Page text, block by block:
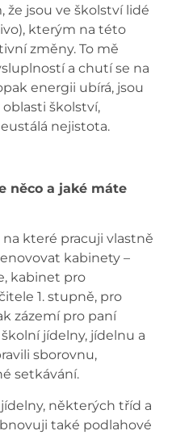
že jsou ve školství lidé
kterým na této
změny. To mě
a chutí se na
energii ubírá, jsou
školství,
nejistota.
něco a jaké máte
které pracuji vlastně
kabinety –
kabinet pro
1. stupně, pro
zázemí pro paní
jídelny, jídelnu a
sborovnu,
setkávání.
některých tříd a
také podlahové